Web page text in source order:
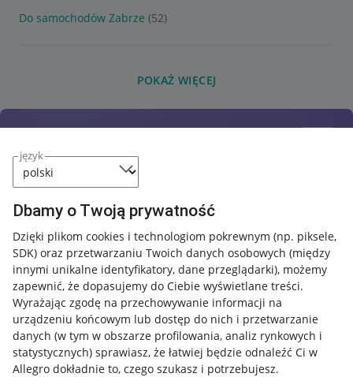
język
Dbamy o Twoją prywatność
Dzięki plikom cookies i technologiom pokrewnym (np. piksele,
SDK) oraz przetwarzaniu Twoich danych osobowych (między
innymi unikalne identyfikatory, dane przeglądarki), możemy
zapewnić, że dopasujemy do Ciebie wyświetlane treści.
Wyrażając zgodę na przechowywanie informacji na
urządzeniu końcowym lub dostęp do nich i przetwarzanie
danych (w tym w obszarze profilowania, analiz rynkowych i
statystycznych) sprawiasz, że łatwiej będzie odnaleźć Ci w
Allegro dokładnie to, czego szukasz i potrzebujesz.
Do samochodów Zabrze (52)
POKAŻ WIĘCEJ